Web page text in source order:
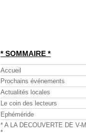
* SOMMAIRE *
Accueil
Prochains événements
Actualités locales
Le coin des lecteurs
Ephéméride
* A LA DECOUVERTE DE V-M